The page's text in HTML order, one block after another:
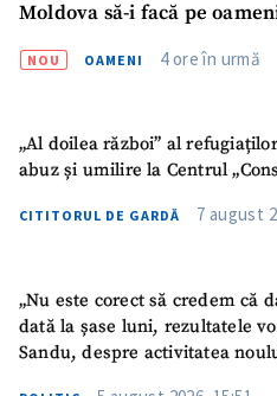
Moldova să-i facă pe
NOU OAMENI 4 ore în urmă
„Al doilea război” al
abuz și umilire la Centrul
CITITORUL DE GARDĂ 7 august
„Nu este corect să credem că
dată la șase luni, rezultatele
Sandu, despre activitatea